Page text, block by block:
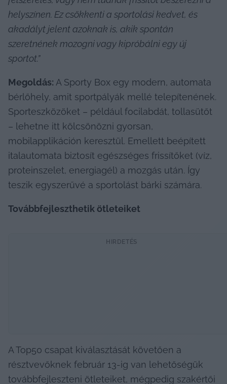
helyszínen. Ez csökkenti a sportolási kedvet, és
akadályt jelent azoknak is, akik spontán
szeretnének mozogni vagy kipróbálni egy új
sportot.”
Megoldás: A Sporty Box egy modern, automata
bérlőhely, amit sportpályák mellé telepítenének.
Sporteszközöket – például focilabdát, tollasütőt
– lehetne itt kölcsönözni gyorsan,
mobilapplikáción keresztül. Emellett beépített
italautomata biztosít egészséges frissítőket (víz,
proteinszelet, energiagél) a mozgás után. Így
teszik egyszerűvé a sportolást bárki számára.
Továbbfejleszthetik ötleteiket
HIRDETÉS
A Top50 csapat kiválasztását követően a
résztvevőknek február 13-ig van lehetőségük
továbbfejleszteni ötleteiket, mégpedig szakértői